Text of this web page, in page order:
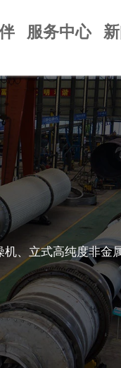
服务中心
、立式高纯度非金